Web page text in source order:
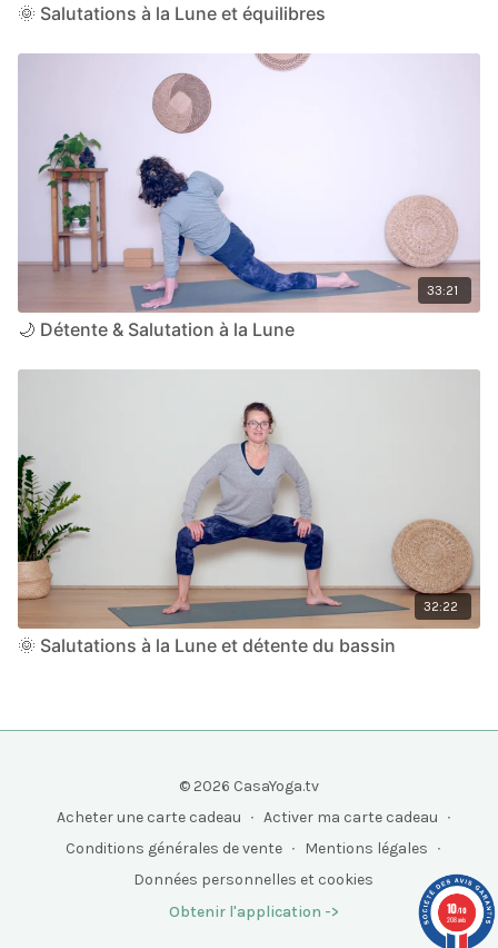
🌞 Salutations à la Lune et équilibres
33:21
🌙 Détente & Salutation à la Lune
32:22
🌞 Salutations à la Lune et détente du bassin
© 2026 CasaYoga.tv
Acheter une carte cadeau ∙ Activer ma carte cadeau ∙
Conditions générales de vente ∙ Mentions légales ∙
Données personnelles et cookies
Obtenir l'application ->
10/10
208 avis